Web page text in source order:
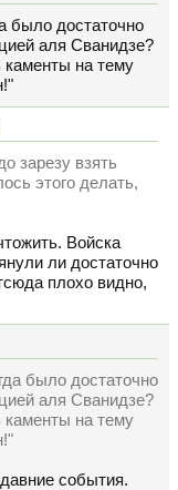
было достаточно
аля Сванидзе?
каменты на тему
зарезу взять
этого делать,
Войска
ли достаточно
плохо видно,
было достаточно
аля Сванидзе?
каменты на тему
события.